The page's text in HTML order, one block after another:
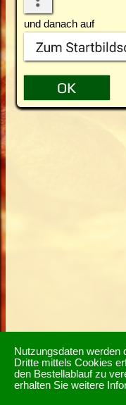
Nutzungsdaten werden
Dritte mittels Cookies
den Bestellablauf zu
erhalten Sie weitere
und danach auf